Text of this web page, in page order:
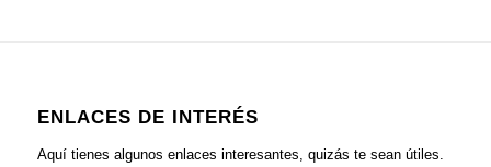
ENLACES DE INTERÉS
Aquí tienes algunos enlaces interesantes, quizás te sean útiles.